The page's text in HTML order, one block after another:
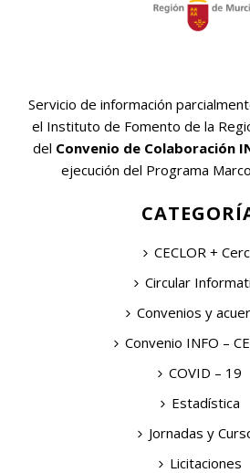
Servicio de información
el Instituto de Fomento de la
del Convenio de Colaboración
ejecución del Programa
CECLOR +
Circular
Convenios y
Convenio INFO –
COVID – 19
Estadística
Jornadas y
Licitaciones